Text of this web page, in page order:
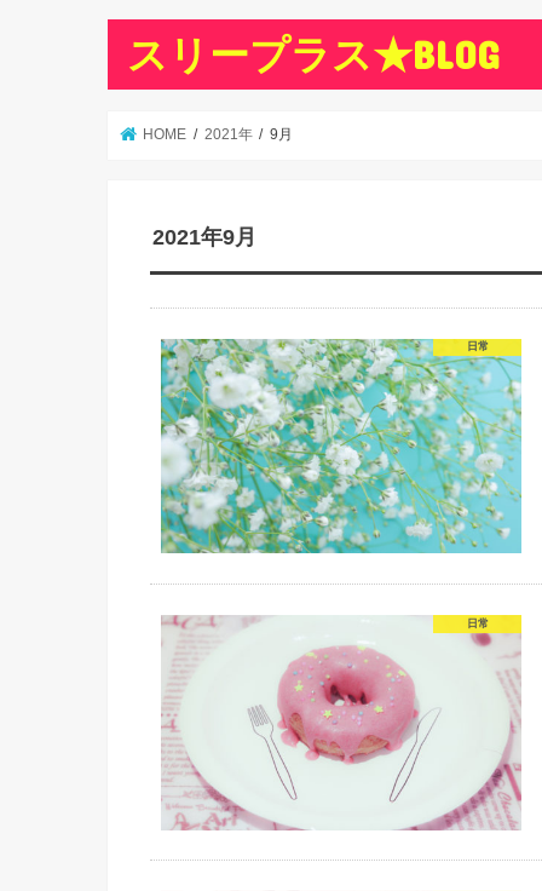
スリープラス★BLOG
HOME 2021年 9月
2021年9月
日常
日常